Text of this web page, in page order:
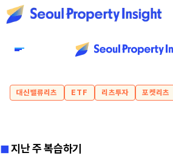
대신밸류리츠 ETF 리츠투자 포켓리츠
◼︎지난 주 복습하기